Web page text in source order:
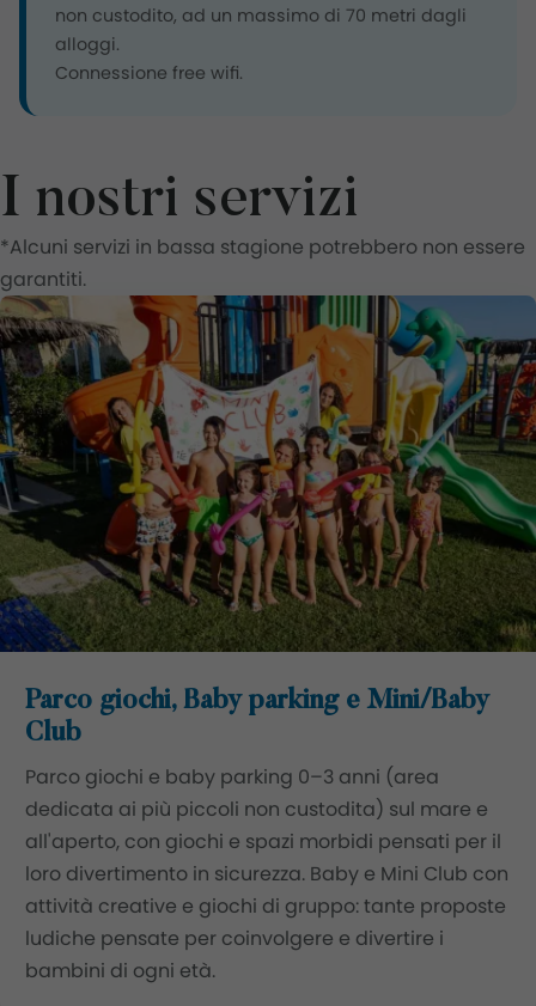
non custodito, ad un massimo di 70 metri dagli
alloggi.
Connessione free wifi.
I nostri servizi
*Alcuni servizi in bassa stagione potrebbero non essere
garantiti.
Parco giochi, Baby parking e Mini/Baby
Club
Parco giochi e baby parking 0–3 anni (area
dedicata ai più piccoli non custodita) sul mare e
all'aperto, con giochi e spazi morbidi pensati per il
loro divertimento in sicurezza. Baby e Mini Club con
attività creative e giochi di gruppo: tante proposte
ludiche pensate per coinvolgere e divertire i
bambini di ogni età.